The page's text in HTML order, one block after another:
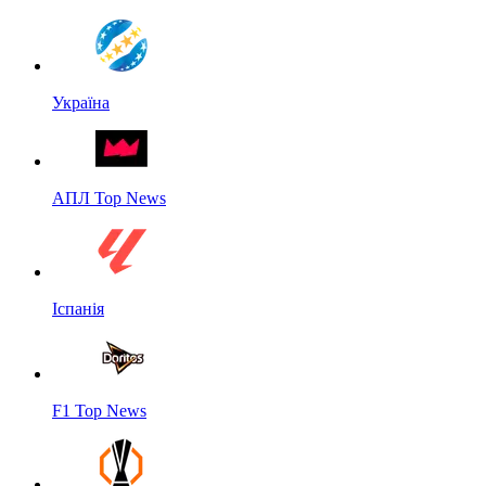
Україна
АПЛ Top News
Іспанія
F1 Top News